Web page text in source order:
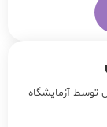
توسط آزمایشگاه